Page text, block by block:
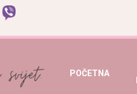
POČETNA